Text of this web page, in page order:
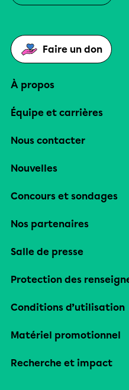
Faire un don
À propos
Équipe et carrières
Nous contacter
Nouvelles
Concours et sondages
Nos partenaires
Salle de presse
Protection des
Conditions d’utilisation
Matériel promotionnel
Recherche et impact